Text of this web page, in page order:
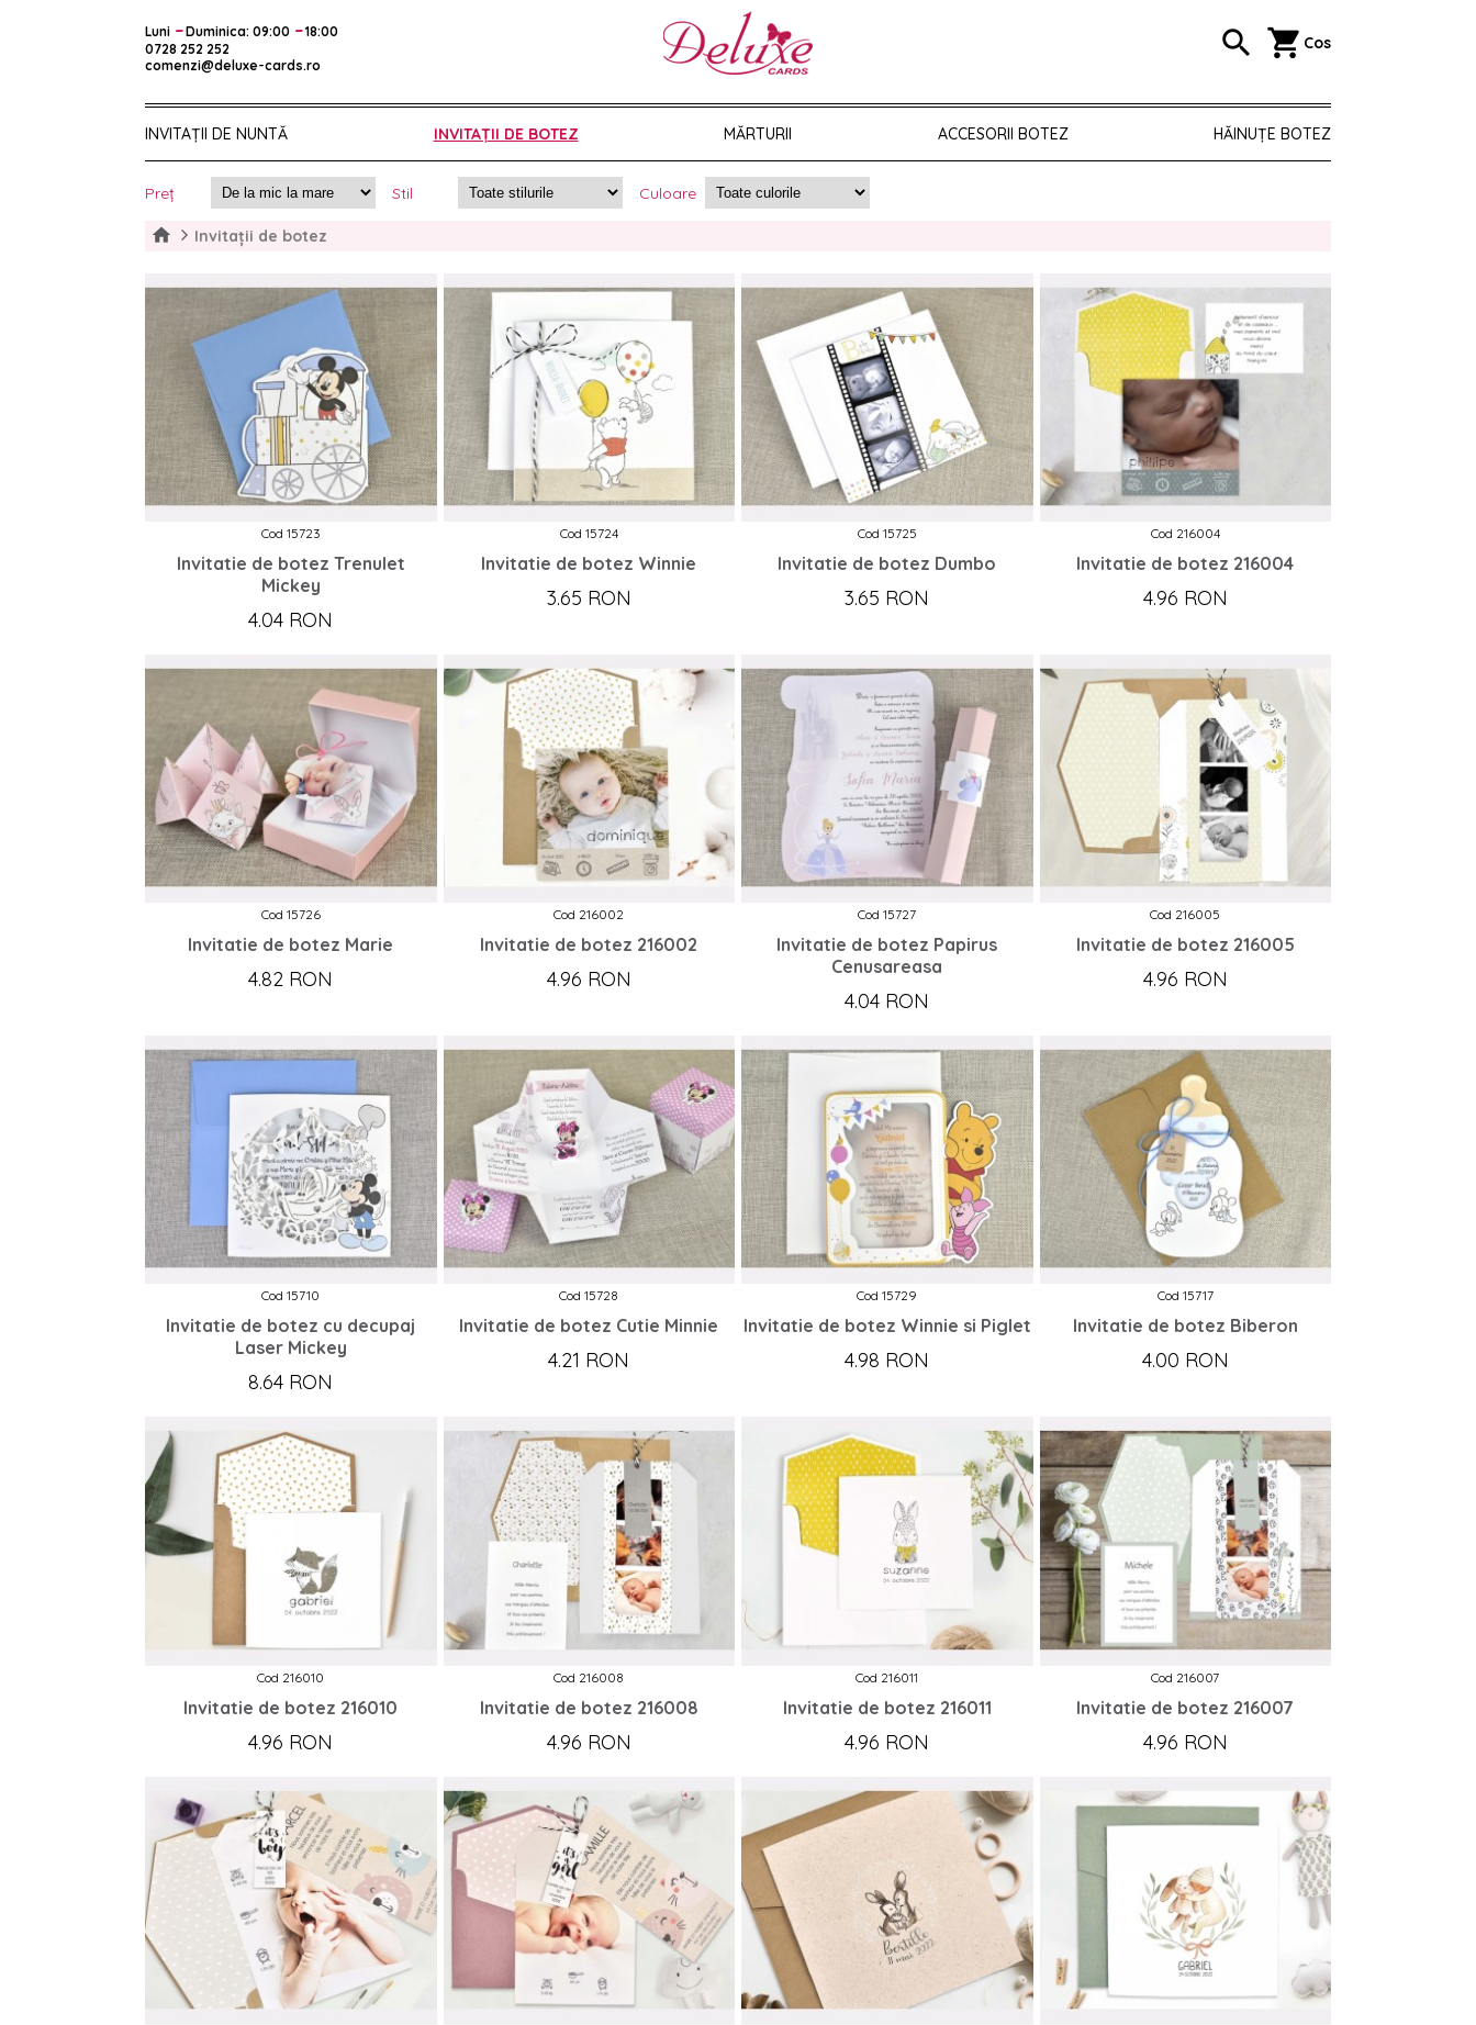
Luni –Duminica: 09:00 –18:00
0728 252 252
comenzi@deluxe-cards.ro
search shopping_cart Cos
HĂINUȚE BOTEZ
ACCESORII BOTEZ
MĂRTURII
INVITAȚII DE BOTEZ
INVITAȚII DE NUNTĂ
Preț Stil Culoare
Invitații de botez
Cod 15723
Invitatie de botez Trenulet
Mickey
4.04 RON
Cod 15724
Invitatie de botez Winnie
3.65 RON
Cod 15725
Invitatie de botez Dumbo
3.65 RON
Cod 216004
Invitatie de botez 216004
4.96 RON
Cod 15726
Invitatie de botez Marie
4.82 RON
Cod 216002
Invitatie de botez 216002
4.96 RON
Cod 15727
Invitatie de botez Papirus
Cenusareasa
4.04 RON
Cod 216005
Invitatie de botez 216005
4.96 RON
Cod 15710
Invitatie de botez cu decupaj
Laser Mickey
8.64 RON
Cod 15728
Invitatie de botez Cutie Minnie
4.21 RON
Cod 15729
Invitatie de botez Winnie si Piglet
4.98 RON
Cod 15717
Invitatie de botez Biberon
4.00 RON
Cod 216010
Invitatie de botez 216010
4.96 RON
Cod 216008
Invitatie de botez 216008
4.96 RON
Cod 216011
Invitatie de botez 216011
4.96 RON
Cod 216007
Invitatie de botez 216007
4.96 RON